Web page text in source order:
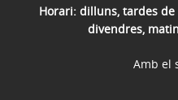
Horari: dilluns, tardes
divendres,
Amb el